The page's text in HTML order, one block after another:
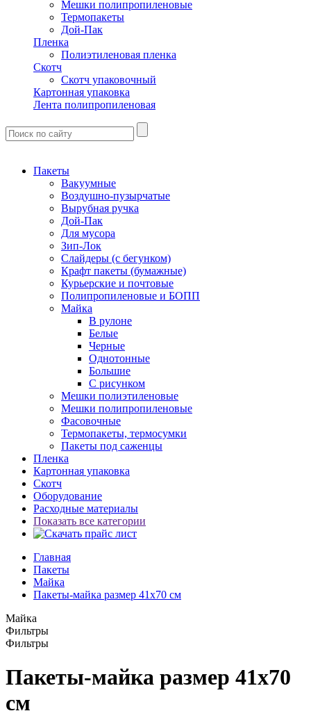
Мешки полипропиленовые
Термопакеты
Дой-Пак
Пленка
Полиэтиленовая пленка
Скотч
Скотч упаковочный
Картонная упаковка
Лента полипропиленовая
Пакеты
Вакуумные
Воздушно-пузырчатые
Вырубная ручка
Дой-Пак
Для мусора
Зип-Лок
Слайдеры (с бегунком)
Крафт пакеты (бумажные)
Курьерские и почтовые
Полипропиленовые и БОПП
Майка
В рулоне
Белые
Черные
Однотонные
Большие
С рисунком
Мешки полиэтиленовые
Мешки полипропиленовые
Фасовочные
Термопакеты, термосумки
Пакеты под саженцы
Пленка
Картонная упаковка
Скотч
Оборудование
Расходные материалы
Показать все категории
Главная
Пакеты
Майка
Пакеты-майка размер 41x70 см
Майка
Фильтры
Фильтры
Пакеты-майка размер 41x70
см